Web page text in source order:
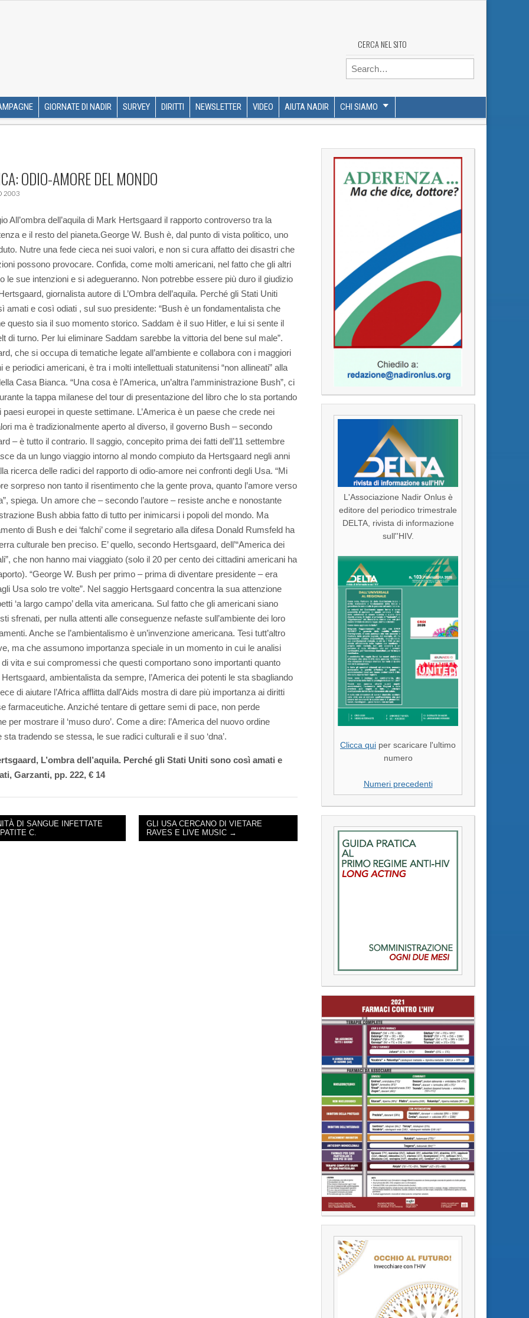
ETS
CERCA NEL SITO
Search for:
SKIP TO CONTENT
GIORNATE DI NADIR SURVEY DIRITTI NEWSLETTER VIDEO AIUTA NADIR CHI SIAMO
ODIO-AMORE DEL MONDO
2003
All’ombra dell’aquila di Mark Hertsgaard il rapporto controverso tra la
e il resto del pianeta.George W. Bush è, dal punto di vista politico, uno
Nutre una fede cieca nei suoi valori, e non si cura affatto dei disastri che
possono provocare. Confida, come molti americani, nel fatto che gli altri
le sue intenzioni e si adegueranno. Non potrebbe essere più duro il giudizio
giornalista autore di L’Ombra dell’aquila. Perché gli Stati Uniti
amati e così odiati , sul suo presidente: “Bush è un fondamentalista che
questo sia il suo momento storico. Saddam è il suo Hitler, e lui si sente il
di turno. Per lui eliminare Saddam sarebbe la vittoria del bene sul male”.
che si occupa di tematiche legate all’ambiente e collabora con i maggiori
e periodici americani, è tra i molti intellettuali statunitensi “non allineati” alla
Casa Bianca. “Una cosa è l’America, un’altra l’amministrazione Bush”, ci
la tappa milanese del tour di presentazione del libro che lo sta portando
paesi europei in queste settimane. L’America è un paese che crede nei
ma è tradizionalmente aperto al diverso, il governo Bush – secondo
– è tutto il contrario. Il saggio, concepito prima dei fatti dell’11 settembre
da un lungo viaggio intorno al mondo compiuto da Hertsgaard negli anni
ricerca delle radici del rapporto di odio-amore nei confronti degli Usa. “Mi
sorpreso non tanto il risentimento che la gente prova, quanto l’amore verso
spiega. Un amore che – secondo l’autore – resiste anche e nonostante
Bush abbia fatto di tutto per inimicarsi i popoli del mondo. Ma
di Bush e dei ‘falchi’ come il segretario alla difesa Donald Rumsfeld ha
culturale ben preciso. E’ quello, secondo Hertsgaard, dell’“America dei
che non hanno mai viaggiato (solo il 20 per cento dei cittadini americani ha
“George W. Bush per primo – prima di diventare presidente – era
Usa solo tre volte”. Nel saggio Hertsgaard concentra la sua attenzione
‘a largo campo’ della vita americana. Sul fatto che gli americani siano
sfrenati, per nulla attenti alle conseguenze nefaste sull’ambiente dei loro
Anche se l’ambientalismo è un’invenzione americana. Tesi tutt’altro
ma che assumono importanza speciale in un momento in cui le analisi
vita e sui compromessi che questi comportano sono importanti quanto
ambientalista da sempre, l’America dei potenti le sta sbagliando
di aiutare l’Africa afflitta dall’Aids mostra di dare più importanza ai diritti
farmaceutiche. Anziché tentare di gettare semi di pace, non perde
per mostrare il ‘muso duro’. Come a dire: l’America del nuovo ordine
sta tradendo se stessa, le sue radici culturali e il suo ‘dna’.
L’ombra dell’aquila. Perché gli Stati Uniti sono così amati e
Garzanti, pp. 222, € 14
DI SANGUE INFETTATE
C.
GLI USA CERCANO DI VIETARE
RAVES E LIVE MUSIC →
L'Associazione Nadir Onlus è
editore del periodico trimestrale
DELTA, rivista di informazione
sull''HIV.
Clicca qui per scaricare l'ultimo
numero
Numeri precedenti